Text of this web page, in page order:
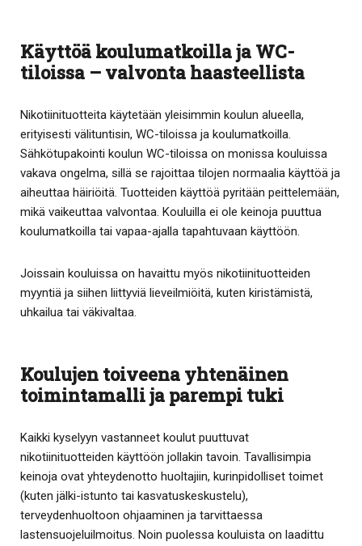
Käyttöä koulumatkoilla ja WC-
tiloissa – valvonta haasteellista
Nikotiinituotteita käytetään yleisimmin koulun alueella,
erityisesti välituntisin, WC-tiloissa ja koulumatkoilla.
Sähkötupakointi koulun WC-tiloissa on monissa kouluissa
vakava ongelma, sillä se rajoittaa tilojen normaalia käyttöä ja
aiheuttaa häiriöitä. Tuotteiden käyttöä pyritään peittelemään,
mikä vaikeuttaa valvontaa. Kouluilla ei ole keinoja puuttua
koulumatkoilla tai vapaa-ajalla tapahtuvaan käyttöön.
Joissain kouluissa on havaittu myös nikotiinituotteiden
myyntiä ja siihen liittyviä lieveilmiöitä, kuten kiristämistä,
uhkailua tai väkivaltaa.
Koulujen toiveena yhtenäinen
toimintamalli ja parempi tuki
Kaikki kyselyyn vastanneet koulut puuttuvat
nikotiinituotteiden käyttöön jollakin tavoin. Tavallisimpia
keinoja ovat yhteydenotto huoltajiin, kurinpidolliset toimet
(kuten jälki-istunto tai kasvatuskeskustelu),
terveydenhuoltoon ohjaaminen ja tarvittaessa
lastensuojeluilmoitus. Noin puolessa kouluista on laadittu